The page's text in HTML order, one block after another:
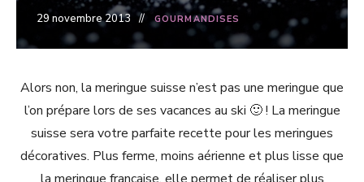
29 novembre 2013 GOURMANDISES
Alors non, la meringue suisse n’est pas une meringue que
l’on prépare lors de ses vacances au ski 🙂 ! La meringue
suisse sera votre parfaite recette pour les meringues
décoratives. Plus ferme, moins aérienne et plus lisse que